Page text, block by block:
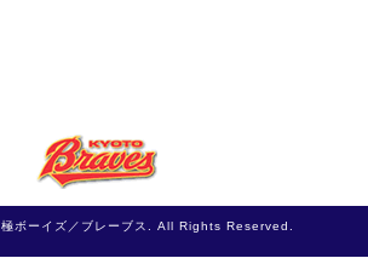
ボーイズ／ブレーブス . All Rights Reserved.